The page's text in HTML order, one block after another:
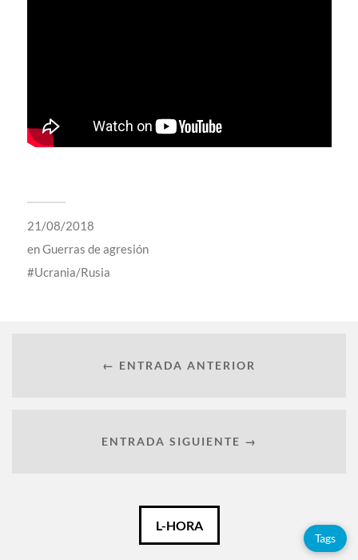
21/08/2018
enGuerras de agresión
Ucrania/Rusia
← ENTRADA ANTERIOR
ENTRADA SIGUIENTE →
L-HORA
Tags